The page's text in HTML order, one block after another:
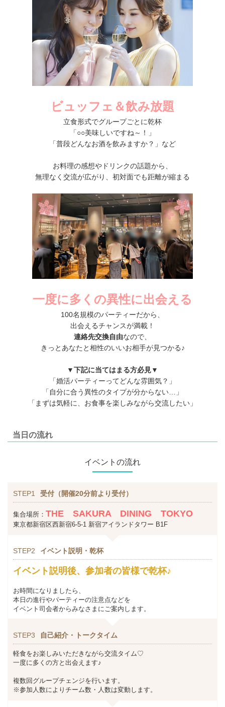
ビュッフェ＆飲み放題
立食形式でグループごとに乾杯
「○○美味しいですね～！」
「普段どんなお酒を飲みますか？」など
お料理の感想やドリンクの話題から、
無理なく交流が広がり、初対面でも距離が縮まる
一度に多くの異性に出会える
100名規模のパーティーだから、
出会えるチャンスが満載！
連絡先交換自由なので、
きっとあなたと相性のいいお相手が見つかる♪
▼下記に当てはまる方必見▼
「婚活パーティーってどんな雰囲気？」
「自分に合う異性のタイプが分からない…」
「まずは気軽に、お食事を楽しみながら交流したい」
当日の流れ
イベントの流れ
STEP1 受付（開催20分前より受付）
集合場所： THE SAKURA DINING TOKYO
東京都新宿区西新宿6-5-1 新宿アイランドタワー B1F
STEP2 イベント説明・乾杯
イベント説明後、参加者の皆様で乾杯♪
お時間になりましたら、
本日の進行やパーティーの注意点などを
イベント司会者からみなさまにご案内します。
STEP3 自己紹介・トークタイム
軽食をお楽しみいただきながら交流タイム♡
一度に多くの方と出会えます♪
複数回グループチェンジを行います。
※参加人数によりチーム数・人数は変動します。